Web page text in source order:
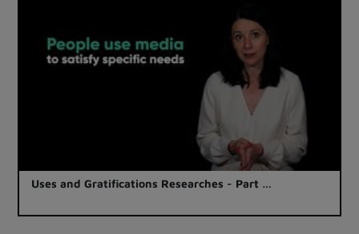
Uses and Gratifications Researches - Part …